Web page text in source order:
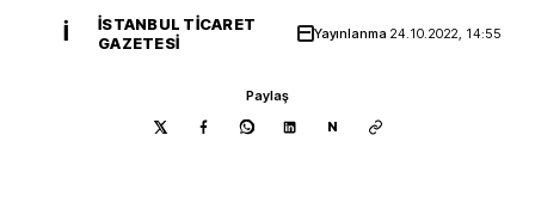
İ
İSTANBUL TICARET
GAZETESI
Yayınlanma 24.10.2022, 14:55
Paylaş
N